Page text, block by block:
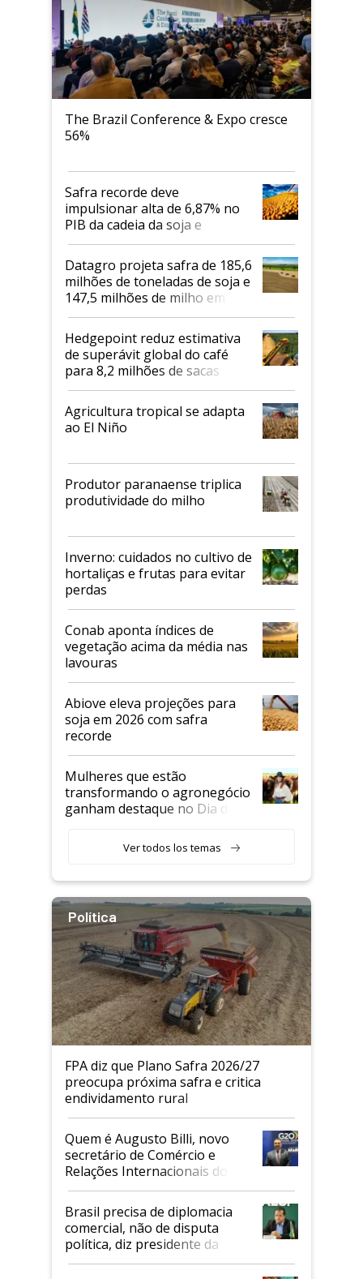
The Brazil Conference & Expo cresce
56%
Safra recorde deve
impulsionar alta de 6,87% no
PIB da cadeia da soja e
biodiesel em 2026
Datagro projeta safra de 185,6
milhões de toneladas de soja e
147,5 milhões de milho em
2026/27
Hedgepoint reduz estimativa
de superávit global do café
para 8,2 milhões de sacas
Agricultura tropical se adapta
ao El Niño
Produtor paranaense triplica
produtividade do milho
Inverno: cuidados no cultivo de
hortaliças e frutas para evitar
perdas
Conab aponta índices de
vegetação acima da média nas
lavouras
Abiove eleva projeções para
soja em 2026 com safra
recorde
Mulheres que estão
transformando o agronegócio
ganham destaque no Dia do
Ver todos los temas
Política
FPA diz que Plano Safra 2026/27
preocupa próxima safra e critica
endividamento rural
Quem é Augusto Billi, novo
secretário de Comércio e
Relações Internacionais do
Mapa
Brasil precisa de diplomacia
comercial, não de disputa
política, diz presidente da
Faesp